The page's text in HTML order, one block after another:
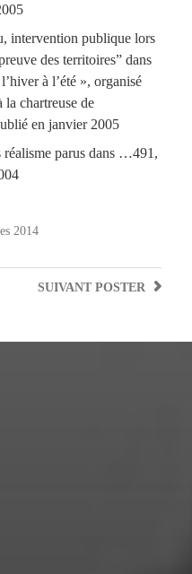
intervention publique lors
des territoires” dans
à l’été », organisé
chartreuse de
en janvier 2005
réalisme parus dans …491,
2014
SUIVANT POSTER